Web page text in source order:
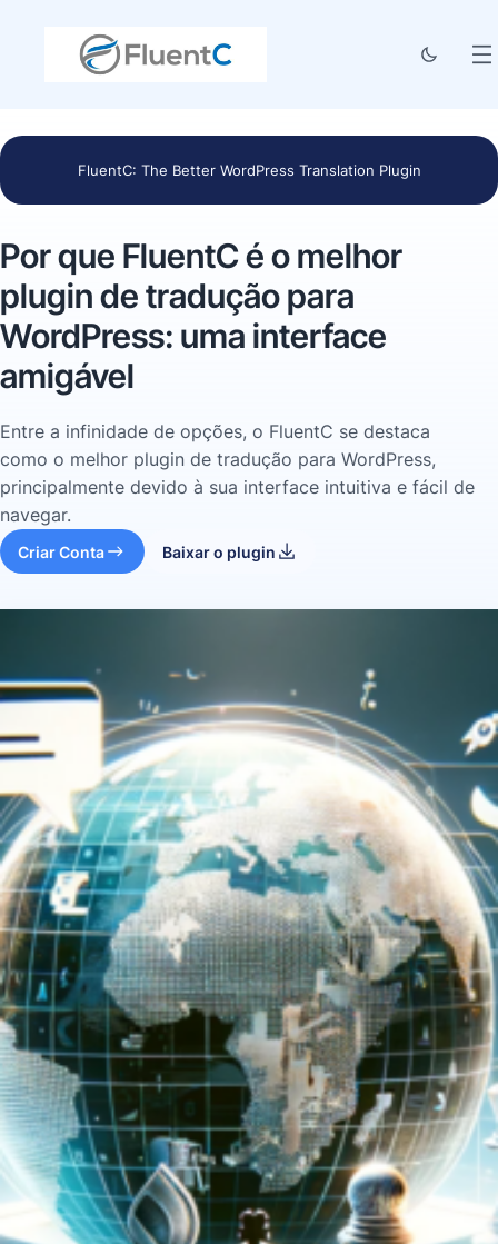
FluentC: The Better WordPress Translation Plugin
Por que FluentC é o melhor
plugin de tradução para
WordPress: uma interface
amigável
Entre a infinidade de opções, o FluentC se destaca
como o melhor plugin de tradução para WordPress,
principalmente devido à sua interface intuitiva e fácil de
navegar.
Criar Conta Baixar o plugin